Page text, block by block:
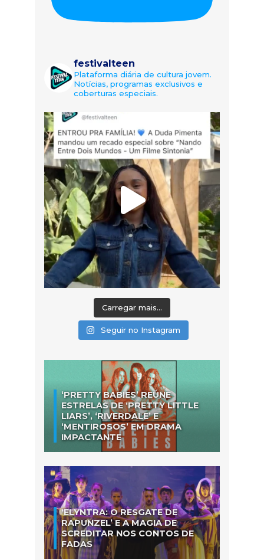
festivalteen
Plataforma diária de cultura jovem.
Notícias, programas exclusivos e
coberturas especiais.
Carregar mais...
Seguir no Instagram
‘PRETTY BABIES’ REÚNE
ESTRELAS DE ‘PRETTY LITTLE
LIARS’, ‘RIVERDALE’ E
‘MENTIROSOS’ EM DRAMA
IMPACTANTE
‘ELYNTRA: O RESGATE DE
RAPUNZEL’ E A MAGIA DE
SCREDITAR NOS CONTOS DE
FADAS